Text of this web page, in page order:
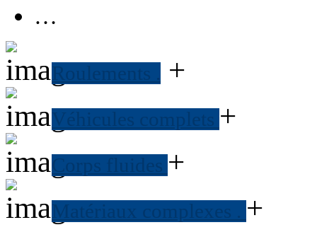
…
Roulements . +
Véhicules complets +
Corps fluides +
Matériaux complexes . +